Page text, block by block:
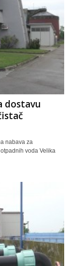
dostavu
nabava za
voda Velika